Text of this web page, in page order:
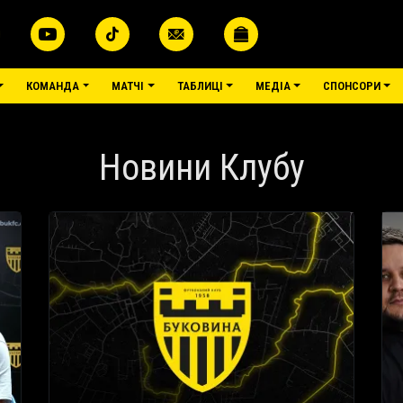
КОМАНДА МАТЧІ ТАБЛИЦІ МЕДІА СПОНСОРИ
Новини Клубу